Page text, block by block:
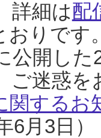
詳細は配
おりです
公開し
ご迷惑
関するお
6月3日）